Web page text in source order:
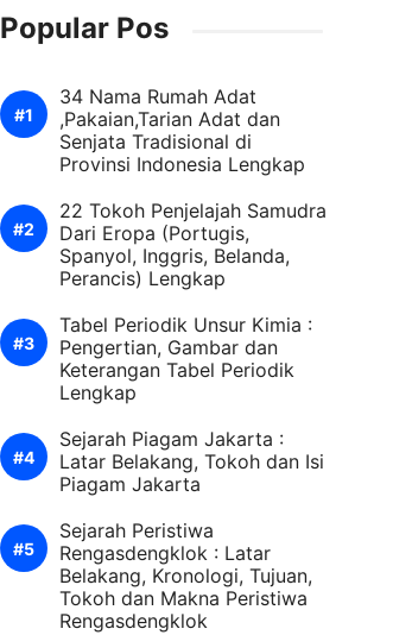
Popular Pos
34 Nama Rumah Adat
,Pakaian,Tarian Adat dan
Senjata Tradisional di
Provinsi Indonesia Lengkap
22 Tokoh Penjelajah Samudra
Dari Eropa (Portugis,
Spanyol, Inggris, Belanda,
Perancis) Lengkap
Tabel Periodik Unsur Kimia :
Pengertian, Gambar dan
Keterangan Tabel Periodik
Lengkap
Sejarah Piagam Jakarta :
Latar Belakang, Tokoh dan Isi
Piagam Jakarta
Sejarah Peristiwa
Rengasdengklok : Latar
Belakang, Kronologi, Tujuan,
Tokoh dan Makna Peristiwa
Rengasdengklok